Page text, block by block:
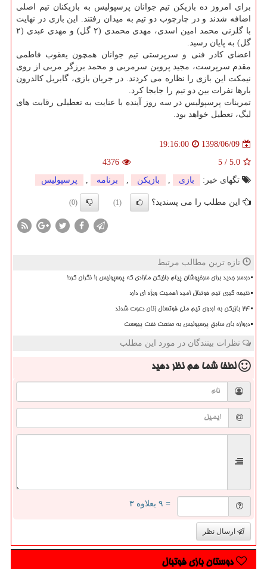
برای امروز ده بازیكن تیم جوانان پرسپولیس به بازیكنان تیم اصلی
اضافه شدند و در چارچوب دو تیم به میدان رفتند. این بازی در نهایت
با گلزنی محمد امین اسدی، مهدی محمدی (۲ گل) و مهدی عبدی (۲
گل) به پایان رسید.
اعضای كادر فنی و سرپرستی تیم جوانان همچون یعقوب فاطمی
مقدم سرپرست، مجید پروین سرمربی و محمد برزگر مربی از روی
نیمكت این بازی را نظاره می كردند. در جریان بازی، گابریل كالدرون
بارها نفرات بین دو تیم را جابجا كرد.
تمرینات پرسپولیس در سه روز آینده با عنایت به تعطیلی رقابت های
لیگ، تعطیل خواهد بود.
1398/06/09
19:16:00
5.0
/
5
4376
تگهای خبر:
بازی , بازیكن , برنامه , پرسپولیس
این مطلب را می پسندید؟ (1)
(0)
تازه ترین مطالب مرتبط
دردسر جدید برای سرخپوشان پیام بازیکن مازادی که پرسپولیس را نگران کرد!
نتیجه گیری تیم فوتبال امید اهمیت ویژه ای دارد
۲۴ بازیکن به اردوی تیم ملی فوتسال زنان دعوت شدند
دروازه بان سابق پرسپولیس به صنعت نفت پیوست
نظرات بینندگان در مورد این مطلب
لطفا شما همنظر دهید
= ۹ بعلاوه ۳
ارسال نظر
دوستان بازی فوتبال